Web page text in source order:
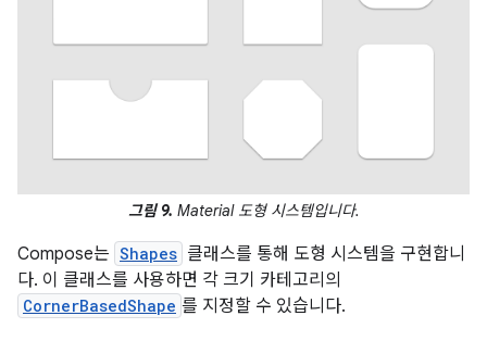
그림 9. Material 도형 시스템입니다.
Compose는 Shapes 클래스를 통해 도형 시스템을 구현합니
다. 이 클래스를 사용하면 각 크기 카테고리의
CornerBasedShape 를 지정할 수 있습니다.